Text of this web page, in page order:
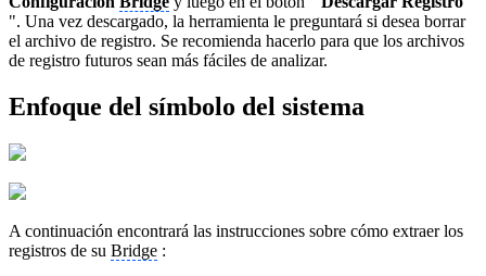
". Una vez descargado, la herramienta le preguntará si desea borrar
el archivo de registro. Se recomienda hacerlo para que los archivos
de registro futuros sean más fáciles de analizar.
Enfoque del símbolo del sistema
A continuación encontrará las instrucciones sobre cómo extraer los
registros de su Bridge :